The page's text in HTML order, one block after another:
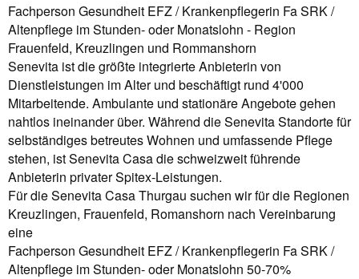
Fachperson Gesundheit EFZ / Krankenpflegerin Fa SRK /
Altenpflege im Stunden- oder Monatslohn - Region
Frauenfeld, Kreuzlingen und Rommanshorn
Senevita ist die größte integrierte Anbieterin von
Dienstleistungen im Alter und beschäftigt rund 4'000
Mitarbeitende. Ambulante und stationäre Angebote gehen
nahtlos ineinander über. Während die Senevita Standorte für
selbständiges betreutes Wohnen und umfassende Pflege
stehen, ist Senevita Casa die schweizweit führende
Anbieterin privater Spitex-Leistungen.
Für die Senevita Casa Thurgau suchen wir für die Regionen
Kreuzlingen, Frauenfeld, Romanshorn nach Vereinbarung
eine
Fachperson Gesundheit EFZ / Krankenpflegerin Fa SRK /
Altenpflege im Stunden- oder Monatslohn 50-70%